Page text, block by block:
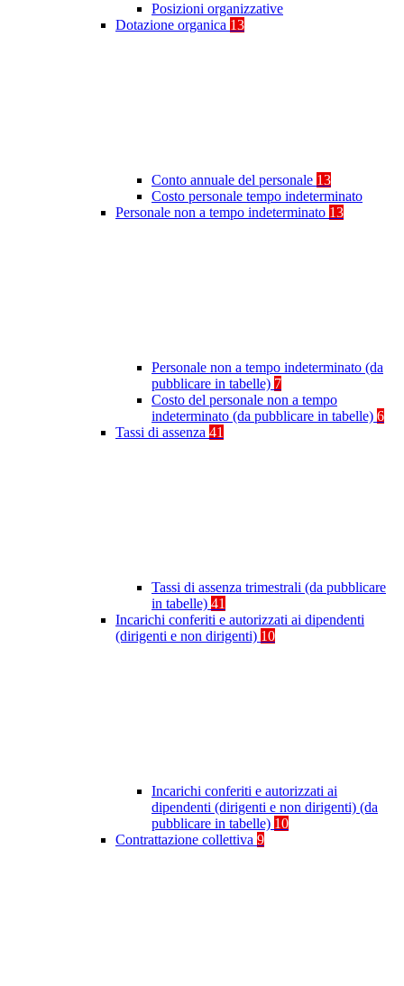
Posizioni organizzative
Dotazione organica 13
Conto annuale del personale 13
Costo personale tempo indeterminato
Personale non a tempo indeterminato 13
Personale non a tempo indeterminato (da
pubblicare in tabelle) 7
Costo del personale non a tempo
indeterminato (da pubblicare in tabelle) 6
Tassi di assenza 41
Tassi di assenza trimestrali (da pubblicare
in tabelle) 41
Incarichi conferiti e autorizzati ai dipendenti
(dirigenti e non dirigenti) 10
Incarichi conferiti e autorizzati ai
dipendenti (dirigenti e non dirigenti) (da
pubblicare in tabelle) 10
Contrattazione collettiva 9